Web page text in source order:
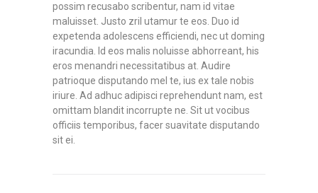
possim recusabo scribentur, nam id vitae
maluisset. Justo zril utamur te eos. Duo id
expetenda adolescens efficiendi, nec ut doming
iracundia. Id eos malis noluisse abhorreant, his
eros menandri necessitatibus at. Audire
patrioque disputando mel te, ius ex tale nobis
iriure. Ad adhuc adipisci reprehendunt nam, est
omittam blandit incorrupte ne. Sit ut vocibus
officiis temporibus, facer suavitate disputando
sit ei.